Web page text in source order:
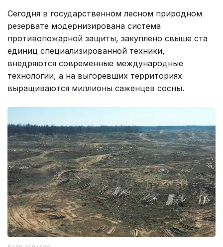
Сегодня в государственном лесном природном
резервате модернизирована система
противопожарной защиты, закуплено свыше ста
единиц специализированной техники,
внедряются современные международные
технологии, а на выгоревших территориях
выращиваются миллионы саженцев сосны.